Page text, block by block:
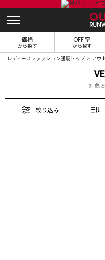
価格
から探す
OFF 率
から探す
レディースファッション通販トップ アウ
対象
絞り込み